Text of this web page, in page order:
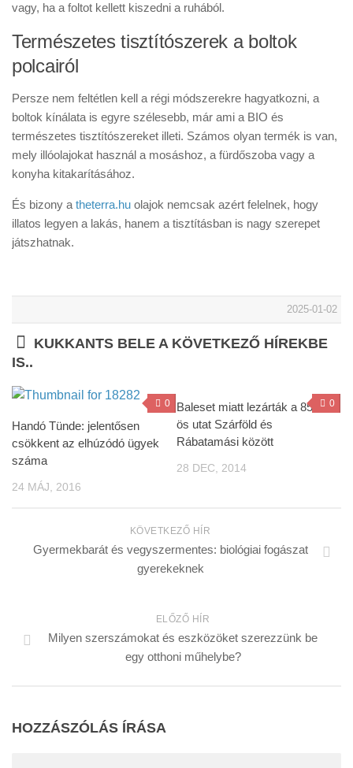
vagy, ha a foltot kellett kiszedni a ruhából.
Természetes tisztítószerek a boltok
polcairól
Persze nem feltétlen kell a régi módszerekre hagyatkozni, a
boltok kínálata is egyre szélesebb, már ami a BIO és
természetes tisztítószereket illeti. Számos olyan termék is van,
mely illóolajokat használ a mosáshoz, a fürdőszoba vagy a
konyha kitakarításához.
És bizony a theterra.hu olajok nemcsak azért felelnek, hogy
illatos legyen a lakás, hanem a tisztításban is nagy szerepet
játszhatnak.
2025-01-02
KUKKANTS BELE A KÖVETKEZŐ HÍREKBE
IS..
0
Handó Tünde: jelentősen
csökkent az elhúzódó ügyek
száma
24 MÁJ, 2016
0
Baleset miatt lezárták a 85-
ös utat Szárföld és
Rábatamási között
28 DEC, 2014
KÖVETKEZŐ HÍR
Gyermekbarát és vegyszermentes: biológiai fogászat
gyerekeknek
ELŐZŐ HÍR
Milyen szerszámokat és eszközöket szerezzünk be
egy otthoni műhelybe?
HOZZÁSZÓLÁS ÍRÁSA